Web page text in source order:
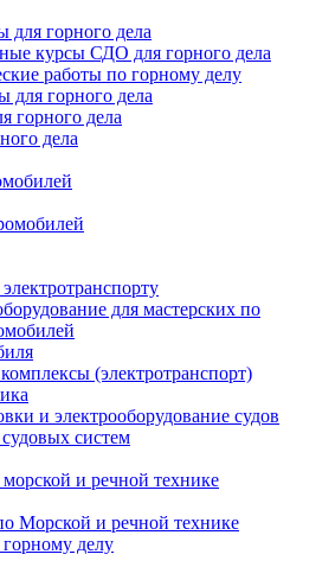
для горного дела
курсы СДО для горного дела
работы по горному делу
для горного дела
горного дела
дела
для мастерских по
(электротранспорт)
и электрооборудование судов
систем
и речной технике
Морской и речной технике
делу